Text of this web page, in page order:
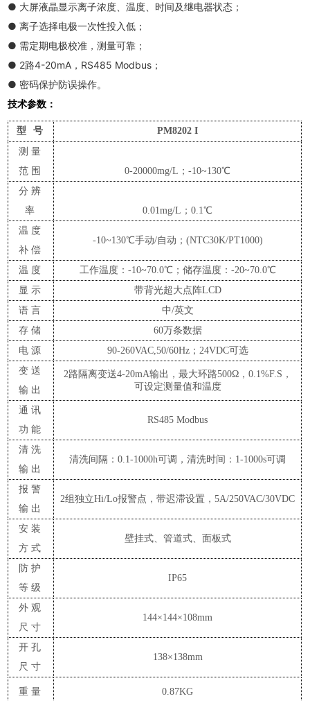
● 大屏液晶显示离子浓度、温度、时间及继电器状态；
● 离子选择电极一次性投入低；
● 需定期电极校准，测量可靠；
● 2路4-20mA，RS485 Modbus；
● 密码保护防误操作。
技术参数：
型 号 PM8202 I
测量
范围
0-20000mg/L；-10~130℃
分辨
率
0.01mg/L；0.1℃
温度
补偿
-10~130℃手动/自动；(NTC30K/PT1000)
温度 工作温度： -10~70.0℃；储存温度：-20~70.0℃
显示
带背光超大点阵LCD
语言
中/英文
存储
60万条数据
电源
90-260VAC,50/60Hz；24VDC可选
变送
输出
2路隔离变送4-20mA输出，最大环路500Ω，0.1%F.S，
可设定测量值和温度
通讯
功能
RS485 Modbus
清洗
输出
清洗间隔：0.1-1000h可调，清洗时间：1-1000s可调
报警
输出
2组独立Hi/Lo报警点，带迟滞设置 ，5A/250VAC/30VDC
安装
方式
壁挂式、管道式、面板式
防护
等级
IP65
外观
尺寸
144×144×108mm
开孔
尺寸
138×138mm
重量 0.87KG